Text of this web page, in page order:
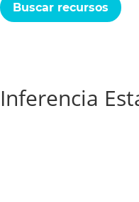
Buscar recursos
Inferencia